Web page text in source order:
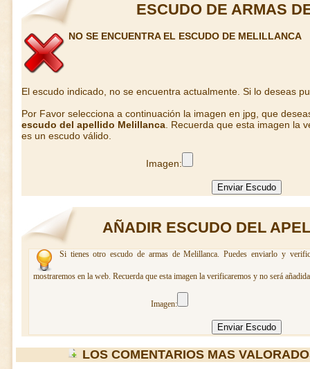
ESCUDO DE ARMAS
NO SE ENCUENTRA EL ESCUDO DE MELILLANCA
El escudo indicado, no se encuentra actualmente. Si lo deseas
Por Favor selecciona a continuación la imagen en jpg, que
escudo del apellido Melillanca . Recuerda que esta imagen la
es un escudo válido.
Imagen:
AÑADIR ESCUDO DEL
Si tienes otro escudo de armas de Melillanca. Puedes enviarlo y
mostraremos en la web. Recuerda que esta imagen la verificaremos y no será
Imagen:
LOS COMENTARIOS MAS